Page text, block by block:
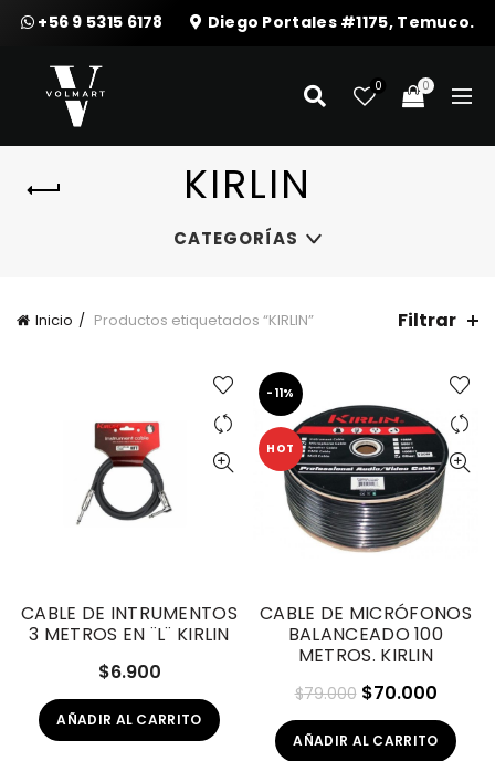
+56 9 5315 6178 Diego Portales #1175, Temuco.
0 0
KIRLIN
CATEGORÍAS
Inicio Productos etiquetados “KIRLIN” Filtrar
CABLE DE INTRUMENTOS
3 METROS EN ¨L¨ KIRLIN
$6.900
AÑADIR AL CARRITO
-11%
HOT
CABLE DE MICRÓFONOS
BALANCEADO 100
METROS. KIRLIN
$79.000 El
precio
original
$70.000El
precio
actual
AÑADIR AL CARRITO